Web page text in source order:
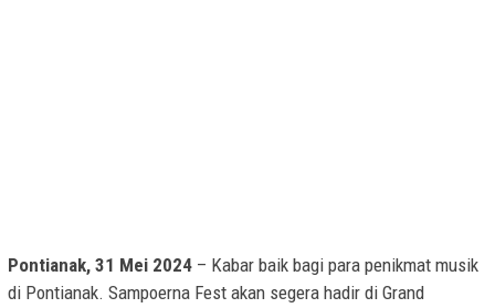
Pontianak, 31 Mei 2024 – Kabar baik bagi para penikmat musik
di Pontianak. Sampoerna Fest akan segera hadir di Grand